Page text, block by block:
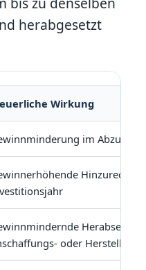
herabgesetzt
Wirkung
im
oder